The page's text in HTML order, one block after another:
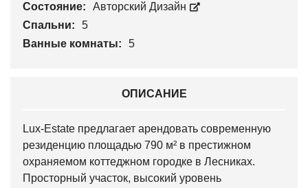
Состояние:
Авторский Дизайн
Спальни:
5
Ванные комнаты:
5
ОПИСАНИЕ
Lux-Estate предлагает арендовать современную
резиденцию площадью 790 м² в престижном
охраняемом коттеджном городке в Лесниках.
Просторный участок, высокий уровень